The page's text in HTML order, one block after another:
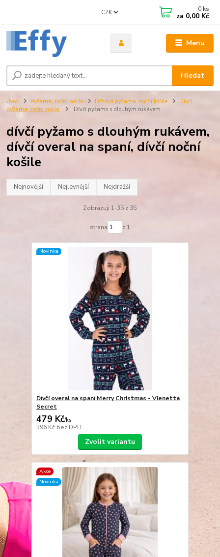
Menu
CZK
Hledat
0 ks
za 0,00 Kč
Úvod Pyžama, noční košile Dětská pyžama, noční košile
Dívčí
pyžama, noční košile
Dívčí pyžamo s dlouhým rukávem
dívčí pyžamo s dlouhým rukávem,
dívčí overal na spaní, dívčí noční
košile
Nejnovější Nejlevnější Nejdražší
Zobrazuji 1-35 z 35
strana z 1
Novinka
Dívčí overal na spaní Merry Christmas - Vienetta
Secret
479 Kč/ks
396 Kč bez DPH
Zvolit variantu
Akce
Novinka